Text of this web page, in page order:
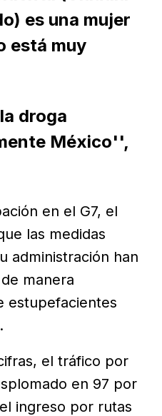
es una mujer
está muy
droga
México'',
en el G7, el
las medidas
administración han
manera
estupefacientes
el tráfico por
en 97 por
ingreso por rutas